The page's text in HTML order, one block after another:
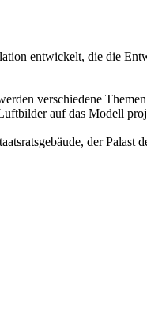
entwickelt, die die
verschiedene
auf das Modell
der Palast